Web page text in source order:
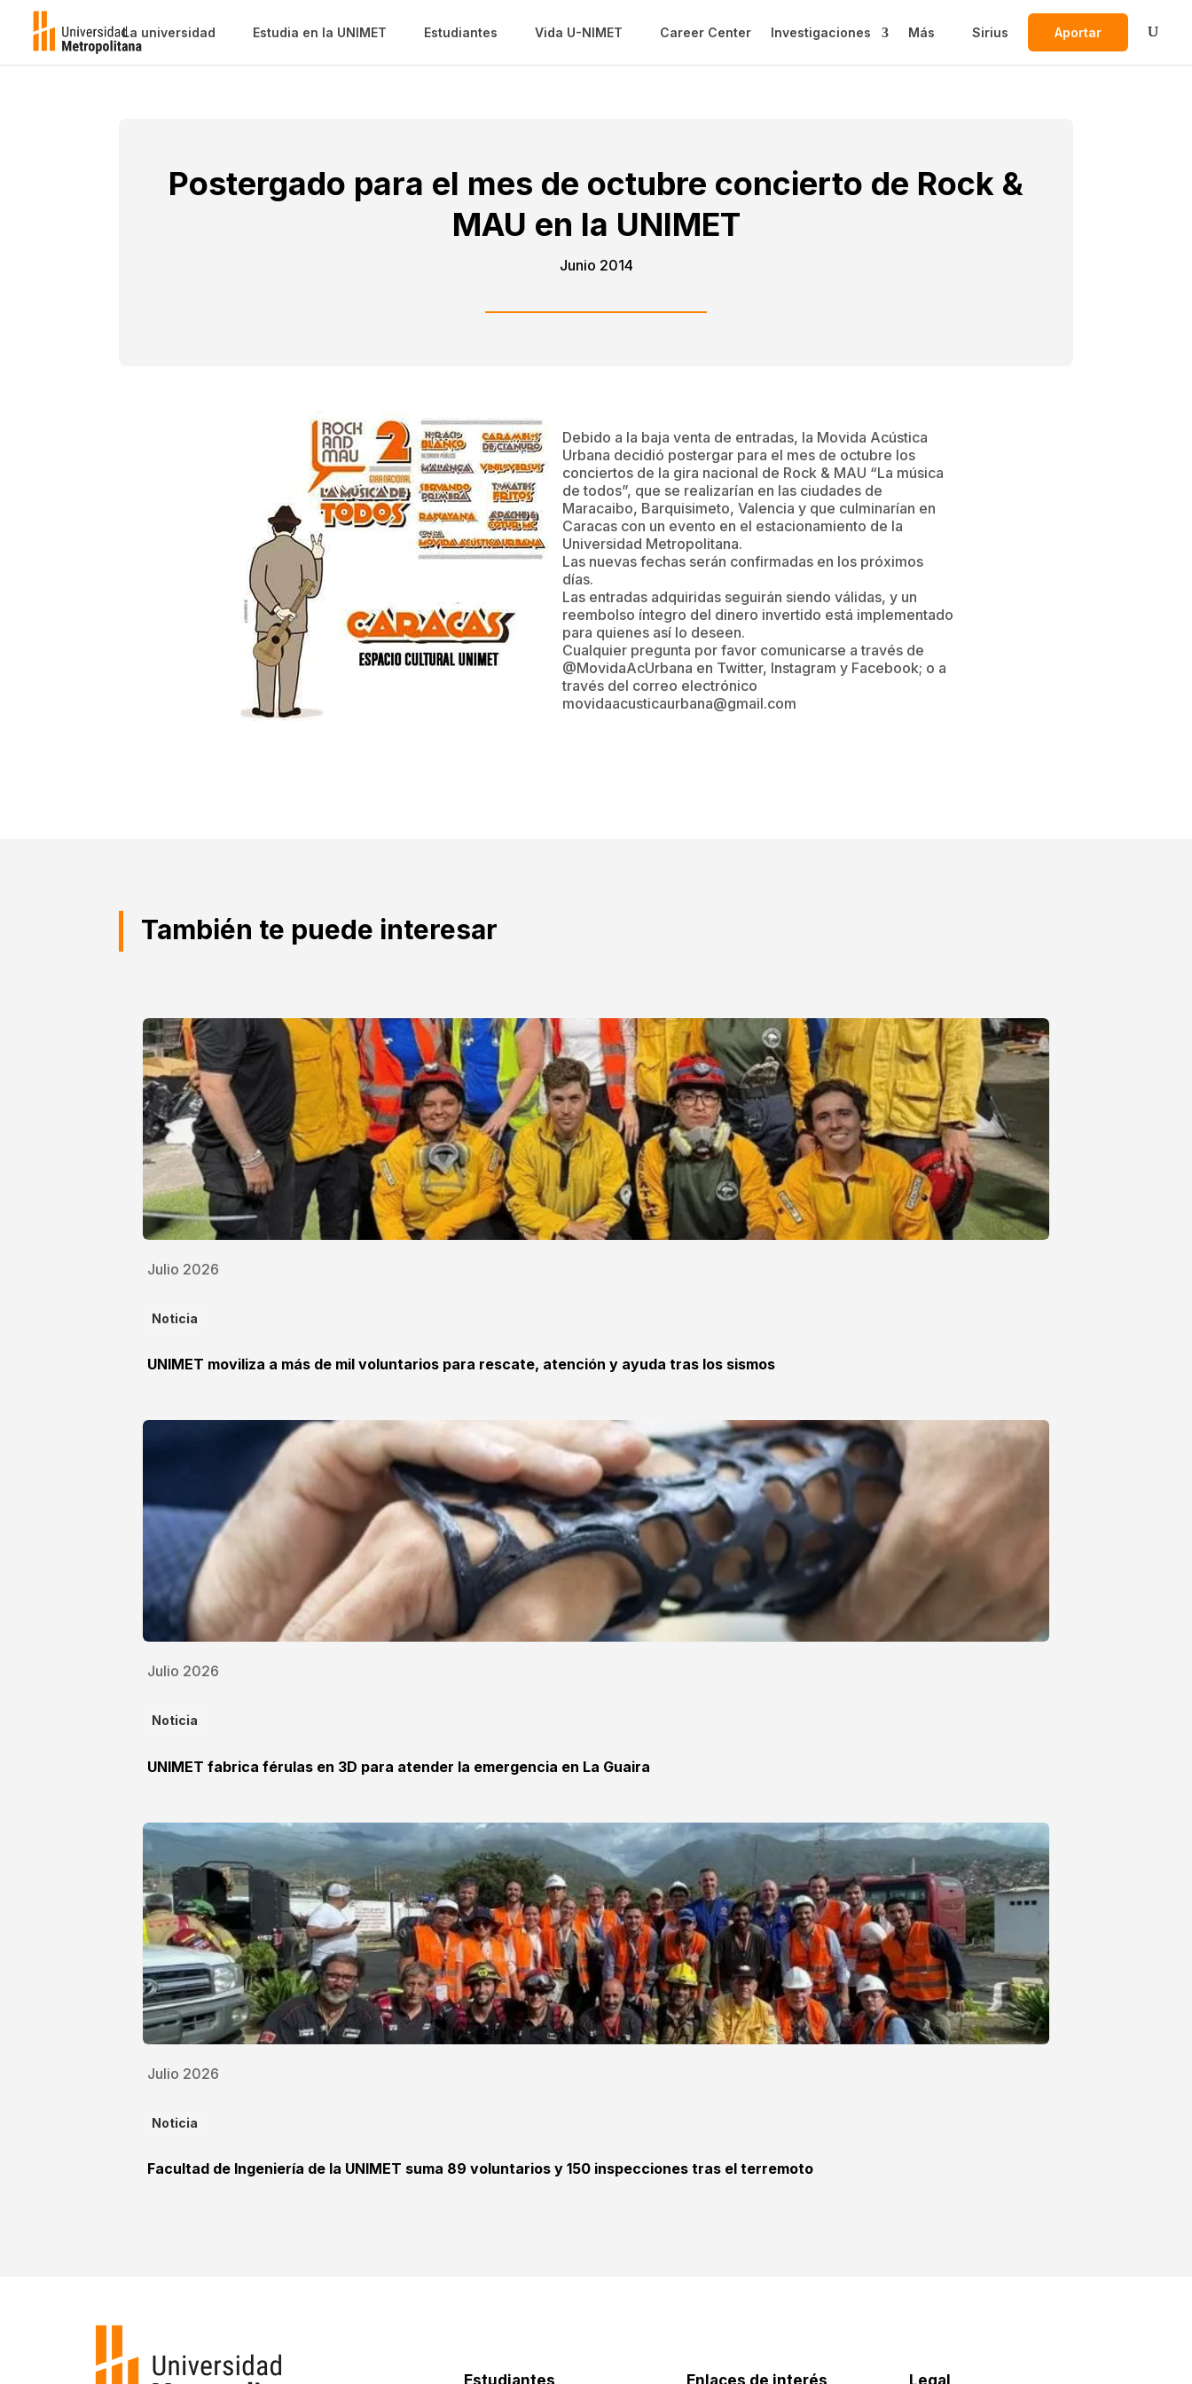
La universidad Estudia en la UNIMET Estudiantes Vida U-NIMET Career Center Investigaciones Más Sirius Aportar
Postergado para el mes de octubre concierto de Rock &
MAU en la UNIMET
Junio 2014
Debido a la baja venta de entradas, la Movida Acústica
Urbana decidió postergar para el mes de octubre los
conciertos de la gira nacional de Rock & MAU “La música
de todos”, que se realizarían en las ciudades de
Maracaibo, Barquisimeto, Valencia y que culminarían en
Caracas con un evento en el estacionamiento de la
Universidad Metropolitana.
Las nuevas fechas serán confirmadas en los próximos
días.
Las entradas adquiridas seguirán siendo válidas, y un
reembolso íntegro del dinero invertido está implementado
para quienes así lo deseen.
Cualquier pregunta por favor comunicarse a través de
@MovidaAcUrbana en Twitter, Instagram y Facebook; o a
través del correo electrónico
movidaacusticaurbana@gmail.com
También te puede interesar
Julio 2026
Noticia
UNIMET moviliza a más de mil voluntarios para rescate, atención y ayuda tras los sismos
Julio 2026
Noticia
UNIMET fabrica férulas en 3D para atender la emergencia en La Guaira
Julio 2026
Noticia
Facultad de Ingeniería de la UNIMET suma 89 voluntarios y 150 inspecciones tras el terremoto
Estudiantes Enlaces de interés Legal